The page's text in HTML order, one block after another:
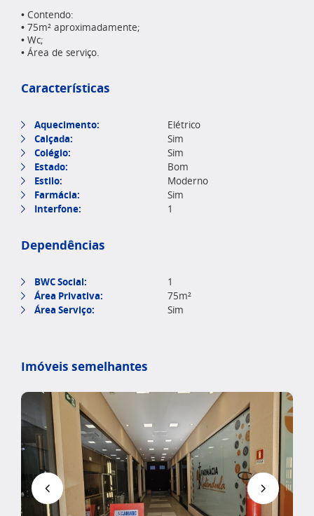
• Contendo:
• 75m² aproximadamente;
• Wc;
• Área de serviço.
Características
Aquecimento: Elétrico
Calçada: Sim
Colégio: Sim
Estado: Bom
Estilo: Moderno
Farmácia: Sim
Interfone: 1
Dependências
BWC Social: 1
Área Privativa: 75m²
Área Serviço: Sim
Imóveis semelhantes